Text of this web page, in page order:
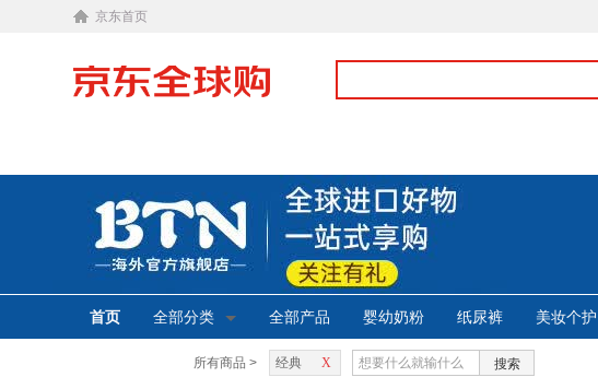
京东首页
首页 全部分类 全部产品 婴幼奶粉 纸尿裤 美妆个护
所有商品 > X
经典 搜索